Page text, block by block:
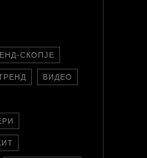
СКОПЈЕ
ВИДЕО